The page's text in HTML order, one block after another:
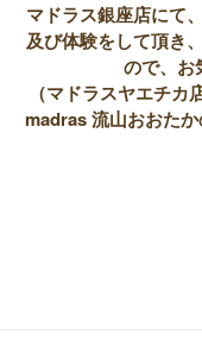
マドラス銀座店にて
及び体験をして頂き
ので、お
（マドラスヤエチ
madras 流山おおた